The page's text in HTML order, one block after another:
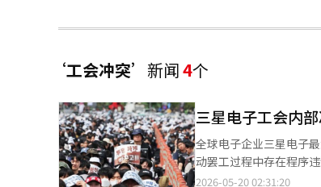
‘工会冲突’ 新闻4个
三星电子工会内
全球电子企业三星电子
动罢工过程中存在程序违法和威胁性
三星电子分会（超企业
2026-05-20 02:31:20